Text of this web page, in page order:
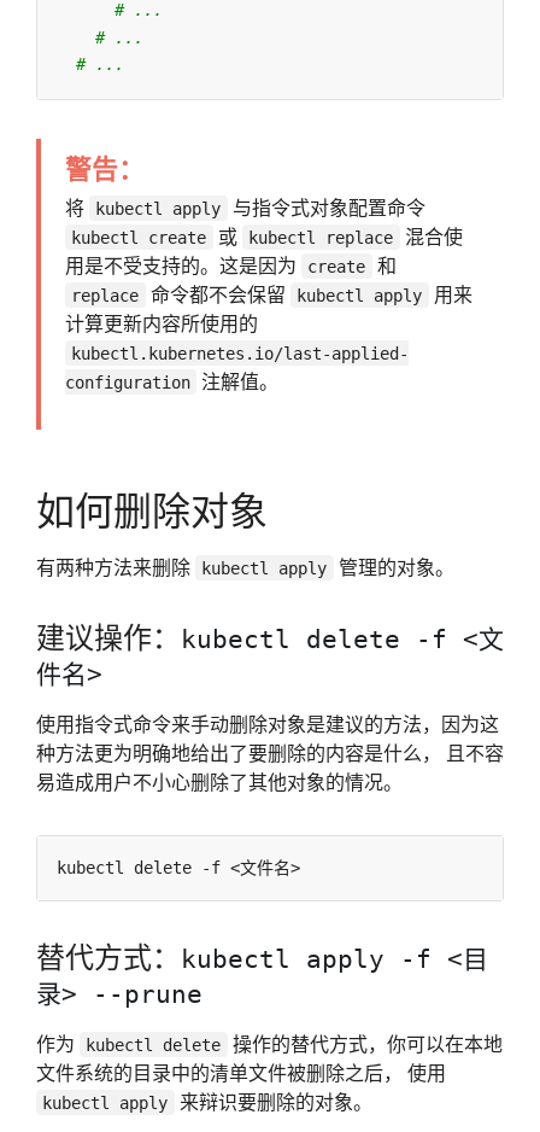
# ...
# ...
# ...
警告：
将 kubectl apply 与指令式对象配置命令
kubectl create 或 kubectl replace
混合使
用是不受支持的。这是因为
create 和
replace 命令都不会保留 kubectl apply
用来
计算更新内容所使用的
kubectl.kubernetes.io/last-applied-
configuration 注解值。
如何删除对象
有两种方法来删除 kubectl apply 管理的对象。
建议操作：
kubectl delete -f <文
件名>
使用指令式命令来手动删除对象是建议的方法，因为这
种方法更为明确地给出了要删除的内容是什么， 且不容
易造成用户不小心删除了其他对象的情况。
替代方式：
kubectl apply -f <目
录> --prune
作为 kubectl delete
操作的替代方式，你可以在本地
文件系统的目录中的清单文件被删除之后， 使用
kubectl apply
来辩识要删除的对象。